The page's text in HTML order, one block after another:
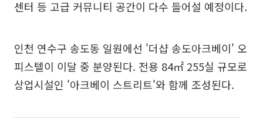
센터 등 고급 커뮤니티 공간이 다수 들어설 예정이다.
인천 연수구 송도동 일원에선 '더샵 송도아크베이' 오
피스텔이 이달 중 분양된다. 전용 84㎡ 255실 규모로
상업시설인 '아크베이 스트리트'와 함께 조성된다.